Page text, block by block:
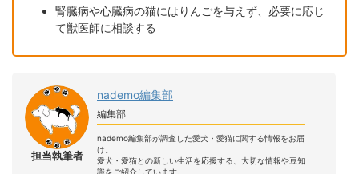
腎臓病や心臓病の猫にはりんごを与えず、必要に応じ
て獣医師に相談する
担当執筆者
nademo編集部
編集部
nademo編集部が調査した愛犬・愛猫に関する情報をお届
け。
愛犬・愛猫との新しい生活を応援する、大切な情報や豆知
識をご紹介しています。